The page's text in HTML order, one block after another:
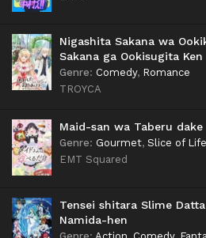
Nigashita Sakana wa
Sakana ga Ookisugita Ken
Genre: Comedy, Romance
TROYCA
Maid-san wa Taberu dake
Genre: Gourmet, Slice of Life
EMT Squared
Tensei shitara Slime
Namida-hen